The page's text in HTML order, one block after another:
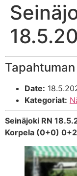
Date:
Kategoriat:
Seinäjoki RN
Korpela (0+0) 0+2